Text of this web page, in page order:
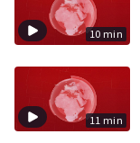
10 min
11 min